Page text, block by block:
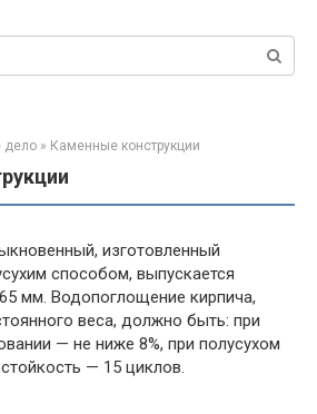
дело » Каменные конструкции
изготовленный
способом, выпускается
мм. Водопоглощение кирпича,
веса, должно быть: при
— не ниже 8%, при полусухом
— 15 циклов.